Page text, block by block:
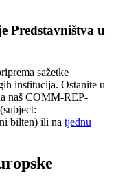
Predstavništva u
sažetke
institucija. Ostanite u
naš COMM-REP-
(subject:
bilten) ili na tjednu